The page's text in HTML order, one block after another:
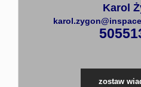
Karol
zostaw